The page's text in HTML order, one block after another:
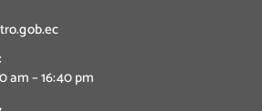
am – 16:40 pm